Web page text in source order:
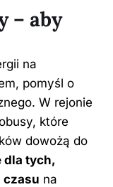
– aby
na
pomyśl o
W rejonie
które
dowożą do
dla tych,
czasu na